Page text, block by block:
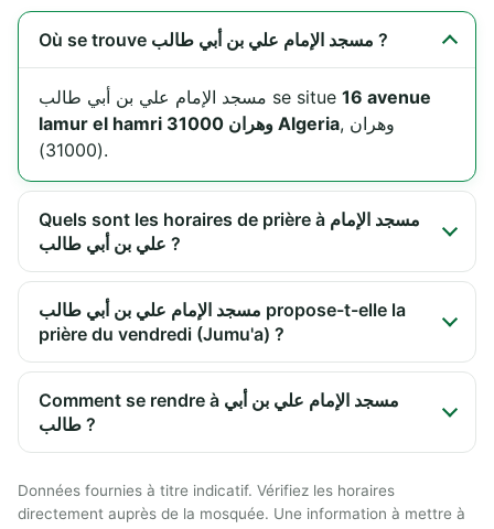
Où se trouve مسجد الإمام علي بن أبي طالب ?
مسجد الإمام علي بن أبي طالب se situe 16 avenue
lamur el hamri 31000 وهران Algeria, وهران
(31000).
Quels sont les horaires de prière à مسجد الإمام
علي بن أبي طالب ?
مسجد الإمام علي بن أبي طالب propose-t-elle la
prière du vendredi (Jumu'a) ?
Comment se rendre à مسجد الإمام علي بن أبي
طالب ?
Données fournies à titre indicatif. Vérifiez les horaires
directement auprès de la mosquée. Une information à mettre à